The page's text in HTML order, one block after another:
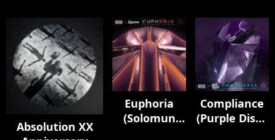
Absolution XX
Euphoria
(Solomun
Compliance
(Purple Disco